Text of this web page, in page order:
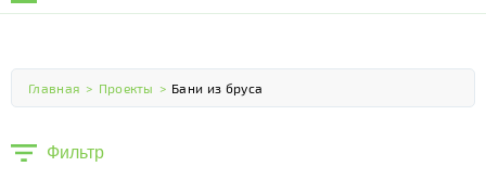
Главная > Проекты > Бани из бруса
Фильтр